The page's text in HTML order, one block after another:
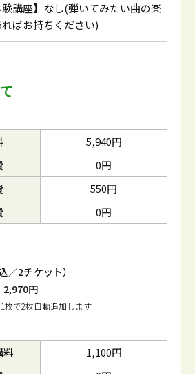
験講座】なし(弾いてみたい曲の楽
ばお持ちください)
5,940円
0円
550円
0円
／2チケット）
2,970円
枚で2枚自動追加します
料
1,100円